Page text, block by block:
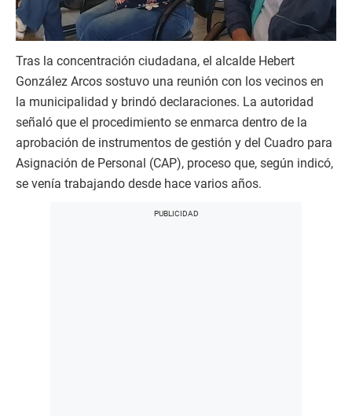
Tras la concentración ciudadana, el alcalde Hebert
González Arcos sostuvo una reunión con los vecinos en
la municipalidad y brindó declaraciones. La autoridad
señaló que el procedimiento se enmarca dentro de la
aprobación de instrumentos de gestión y del Cuadro para
Asignación de Personal (CAP), proceso que, según indicó,
se venía trabajando desde hace varios años.